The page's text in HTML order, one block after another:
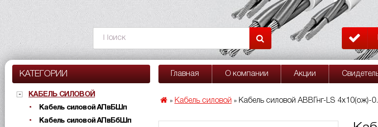
КАТЕГОРИИ
КАБЕЛЬ СИЛОВОЙ
Кабель силовой АПвБШп
Кабель силовой АПвБбШп
Главная О компании Акции
» Кабель силовой » Кабель силовой АВВГнг-LS 4х10(ож)-